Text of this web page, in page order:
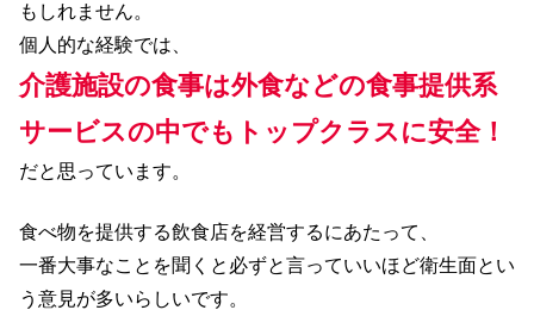
もしれません。
個人的な経験では、
介護施設の食事は外食などの食事提供系
サービスの中でもトップクラスに安全！
だと思っています。
食べ物を提供する飲食店を経営するにあたって、
一番大事なことを聞くと必ずと言っていいほど衛生面とい
う意見が多いらしいです。